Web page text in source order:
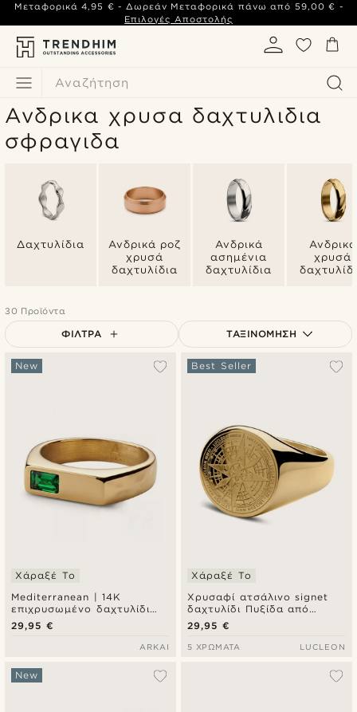
Αναζήτηση
Μεταφορικά 4,95 € - Δωρεάν Μεταφορικά πάνω από 59,00 € -
Επιλογές Αποστολής
Ανδρικα χρυσα δαχτυλιδια
σφραγιδα
Δαχτυλίδια
Ανδρικά ροζ
χρυσά
δαχτυλίδια
Ανδρικά
ασημένια
δαχτυλίδια
Ανδρικά
χρυσά
30 Προϊόντα
ΦΊΛΤΡΑ ΤΑΞΙΝΌΜΗΣΗ
Δημοφιλέστερα
Ακριβότερα
Mediterranean | 14K
επιχρυσωμένο δαχτυλίδι
signet με ζιρκόνια
σμαραγδί πράσινο
New
Χάραξέ Το
29,95 €
ARKAI
Χρυσαφί ατσάλινο signet
δαχτυλίδι Πυξίδα από
χειρουργικό ατσάλι
Best Seller
Χάραξέ Το
29,95 €
5 ΧΡΏΜΑΤΑ LUCLEON
New